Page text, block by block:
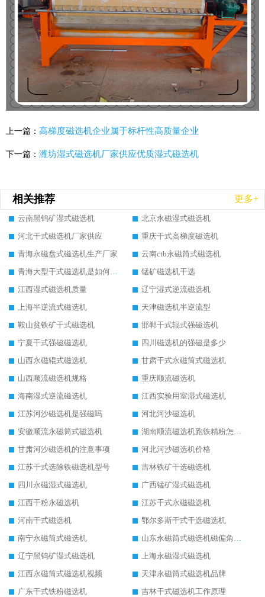
上一篇： 高梯度磁选机企业属于标杆性高质量企业
下一篇： 潍坊湿式磁选机厂家供应优质湿式磁选机
相关推荐 更多+
云南黑钨矿湿式磁选机
北京永磁湿式磁选机
河北干式磁选机厂家供应
重庆干式高梯度磁选机
青海永磁盘式磁选机生产厂家
云南ctb永磁筒式磁选机
青海大型干式磁选机是如何选矿的
锰矿磁选机干选
江西湿式磁选机质量
辽宁湿式逆流磁选机
上海半逆流式磁选机
天津磁选机半逆流型
鞍山贫铁矿干式磁选机
邯郸干式辊式强磁选机
宁夏干式强磁磁选机
四川磁选机的强磁是多少
山西永磁辊式磁选机
甘肃干式永磁筒式磁选机
山西顺流磁选机规格
重庆顺流磁选机
海南湿式逆流磁选机
江西实验用室湿式磁选机
江苏河沙磁选机是强磁吗
河北河沙磁选机
安徽顺流永磁筒式磁选机
湖南顺流磁选机跑铁精粉怎么处理
甘肃河沙磁选机的注意事项
河北河沙磁选机价格
江苏干式选除铁磁选机型号
吉林铁矿干选磁选机
四川永磁湿式磁选机
广西锰矿湿式磁选机
江西干粉永磁选机
江苏干式永磁磁选机
河南干式磁选机
鄂尔多斯干式干选磁选机
南宁永磁筒式磁选机
山东永磁筒式磁选机磁偏角怎么调整
辽宁黑钨矿湿式磁选机
上海永磁湿式磁选机
江西永磁筒式磁选机视频
天津永磁筒式磁选机品牌
广东干式铁粉磁选机
吉林干式磁选机工作原理